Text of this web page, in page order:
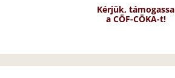
Kérjük, támogassa
a CÖF-CÖKA-t!